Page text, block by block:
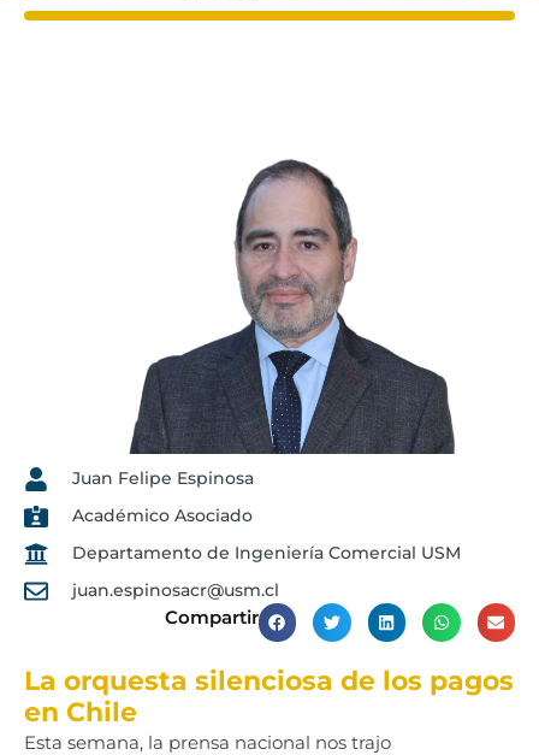
Juan Felipe Espinosa
Académico Asociado
Departamento de Ingeniería Comercial USM
juan.espinosacr@usm.cl
Compartir
La orquesta silenciosa de los pagos
en Chile
Esta semana, la prensa nacional nos trajo